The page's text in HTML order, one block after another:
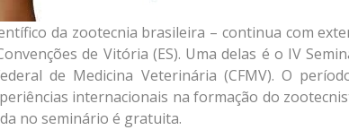
da zootecnia brasileira – continua com
de Vitória (ES). Uma delas é o IV
de Medicina Veterinária (CFMV). O
internacionais na formação do
no seminário é gratuita.